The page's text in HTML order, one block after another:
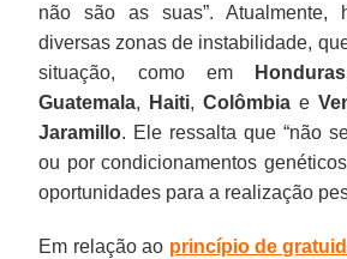
não são as suas”. Atualmente,
diversas zonas de instabilidade,
situação, como em
Honduras
Guatemala, Haiti,Colômbia e
Jaramillo. Ele ressalta que “não
ou por condicionamentos
oportunidades para a realização
Em relação ao princípio de